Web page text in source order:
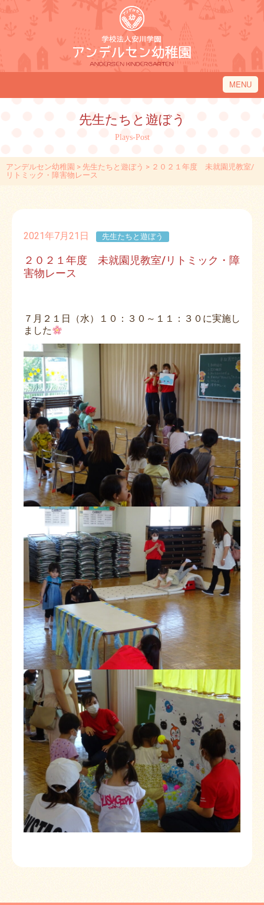
MENU
園内施設・アクセス
先生たちと遊ぼう
Plays-Post
アンデルセン幼稚園 > 先生たちと遊ぼう > ２０２１年度 未就園児教室/
リトミック・障害物レース
2021年7月21日 先生たちと遊ぼう
２０２１年度 未就園児教室/リトミック・障
害物レース
７月２１日（水）１０：３０～１１：３０に実施し
ました